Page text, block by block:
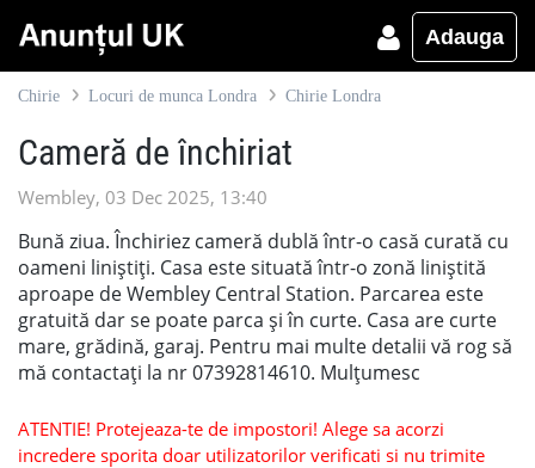
Adauga
Chirie Locuri de munca Londra Chirie Londra
Cameră de închiriat
Wembley, 03 Dec 2025, 13:40
Bună ziua. Închiriez cameră dublă într-o casă curată cu
oameni liniștiți. Casa este situată într-o zonă liniștită
aproape de Wembley Central Station. Parcarea este
gratuită dar se poate parca și în curte. Casa are curte
mare, grădină, garaj. Pentru mai multe detalii vă rog să
mă contactați la nr 07392814610. Mulțumesc
ATENTIE! Protejeaza-te de impostori! Alege sa acorzi
incredere sporita doar utilizatorilor verificati si nu trimite